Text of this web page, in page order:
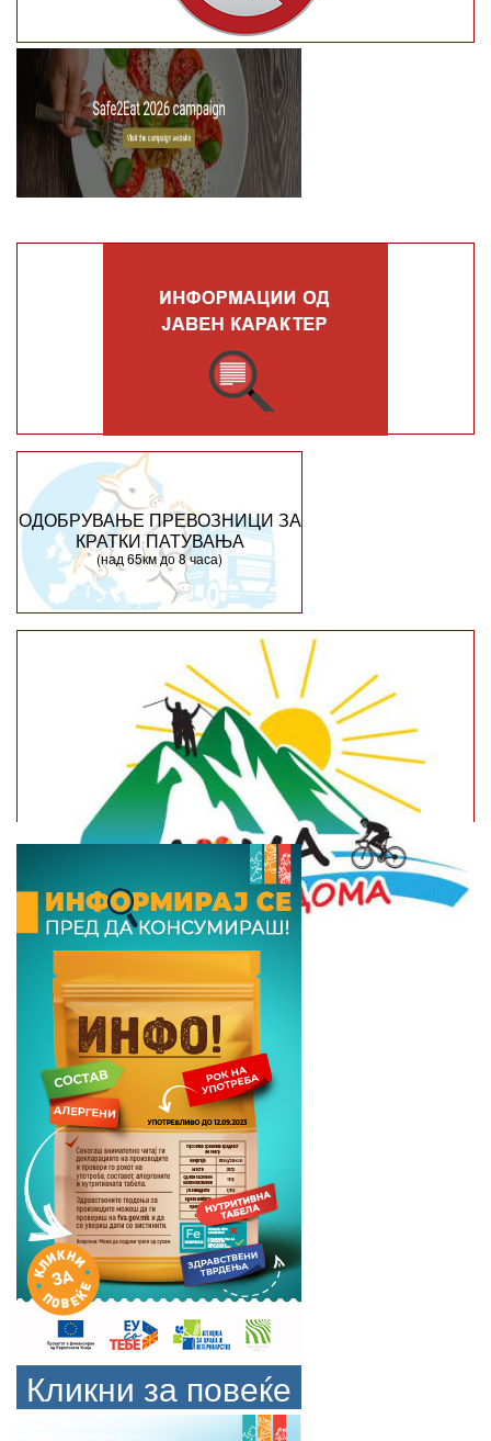
ОДОБРУВАЊЕ ПРЕВОЗНИЦИ ЗА
КРАТКИ ПАТУВАЊА
(над 65км до 8 часа)
Кликни за повеќе